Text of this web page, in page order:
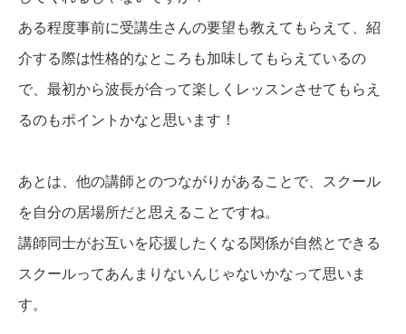
ある程度事前に受講生さんの要望も教えてもらえて、紹
介する際は性格的なところも加味してもらえているの
で、最初から波長が合って楽しくレッスンさせてもらえ
るのもポイントかなと思います！
あとは、他の講師とのつながりがあることで、スクール
を自分の居場所だと思えることですね。
講師同士がお互いを応援したくなる関係が自然とできる
スクールってあんまりないんじゃないかなって思いま
す。